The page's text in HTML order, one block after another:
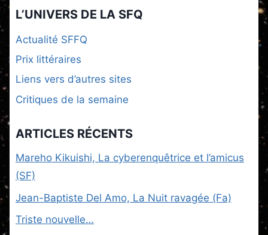
L’UNIVERS DE LA SFQ
Actualité SFFQ
Prix littéraires
Liens vers d’autres sites
Critiques de la semaine
ARTICLES RÉCENTS
Mareho Kikuishi, La cyberenquêtrice et l’amicus
(SF)
Jean-Baptiste Del Amo, La Nuit ravagée (Fa)
Triste nouvelle…